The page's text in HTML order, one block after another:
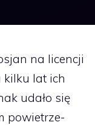
na licencji
kilku lat ich
udało się
powietrze-